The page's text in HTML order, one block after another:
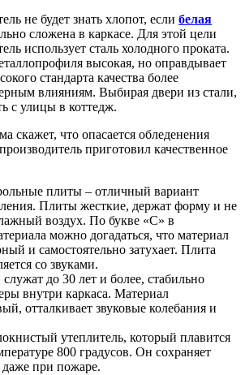
не будет знать хлопот, если белая
сложена в каркасе. Для этой цели
использует сталь холодного проката.
высокая, но оправдывает
стандарта качества более
влияниям. Выбирая двери из стали,
с улицы в коттедж.
скажет, что опасается обледенения
приготовил качественное
плиты – отличный вариант
Плиты жесткие, держат форму и не
воздух. По букве «С» в
можно догадаться, что материал
и самостоятельно затухает. Плита
со звуками.
до 30 лет и более, стабильно
внутри каркаса. Материал
отталкивает звуковые колебания и
утеплитель, который плавится
800 градусов. Он сохраняет
даже при пожаре.